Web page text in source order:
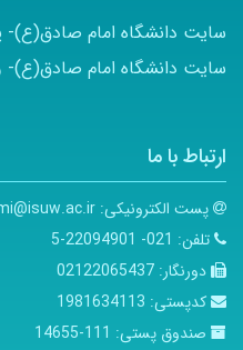
سایت دانشگاه امام
سایت دانشگاه امام صادق(ع)-
ارتباط با ما
پست الکترونیکی:
تلفن: 021- 22094901-5
دورنگار: 02122065437
کدپستی: 1981634113
صندوق پستی: 111-14655